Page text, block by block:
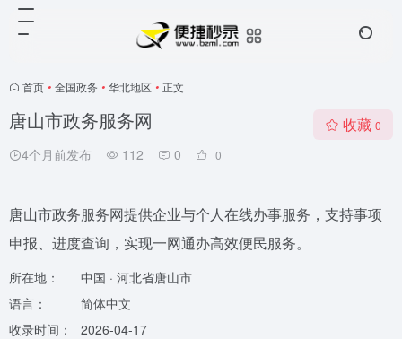
首页 • 全国政务 • 华北地区 • 正文
唐山市政务服务网
4个月前发布 112 0 0
收藏 0
唐山市政务服务网提供企业与个人在线办事服务，支持事项
申报、进度查询，实现一网通办高效便民服务。
所在地：
中国 · 河北省唐山市
语言：
简体中文
收录时间：
2026-04-17